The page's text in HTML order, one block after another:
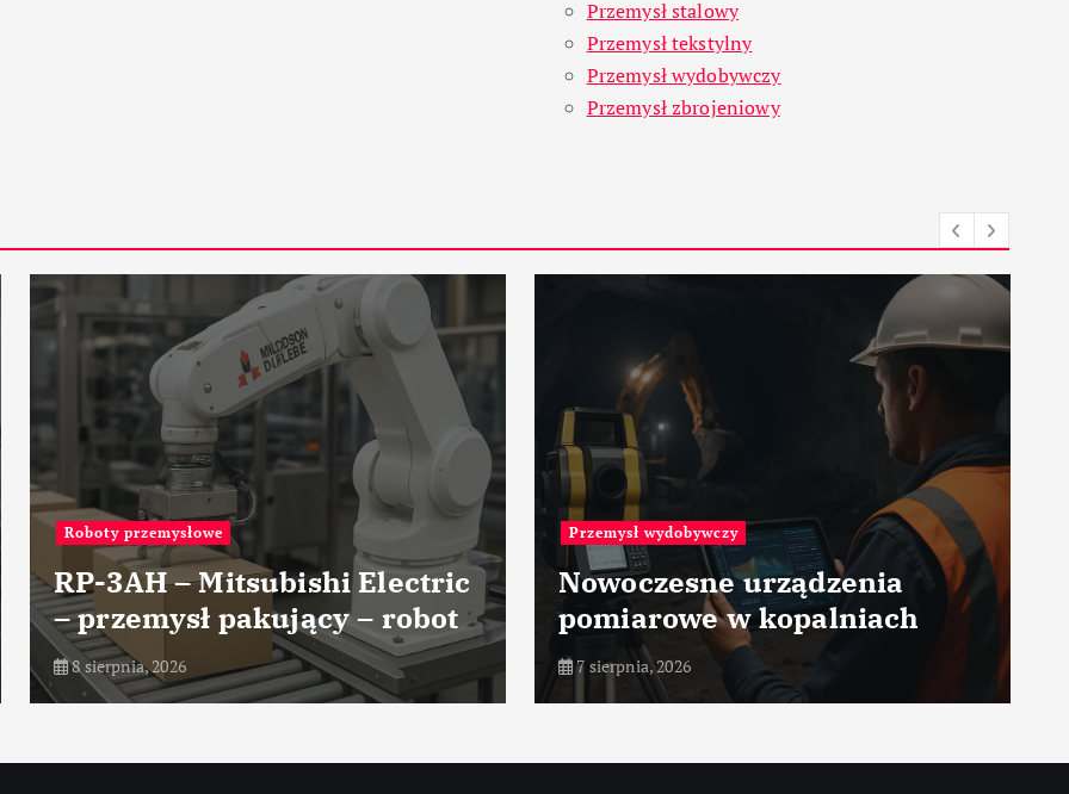
Przemysł stalowy
Przemysł tekstylny
Przemysł wydobywczy
Przemysł zbrojeniowy
Roboty przemysłowe
RP-3AH – Mitsubishi Electric
– przemysł pakujący – robot
8 sierpnia, 2026
Przemysł wydobywczy
Nowoczesne urządzenia
pomiarowe w kopalniach
7 sierpnia, 2026